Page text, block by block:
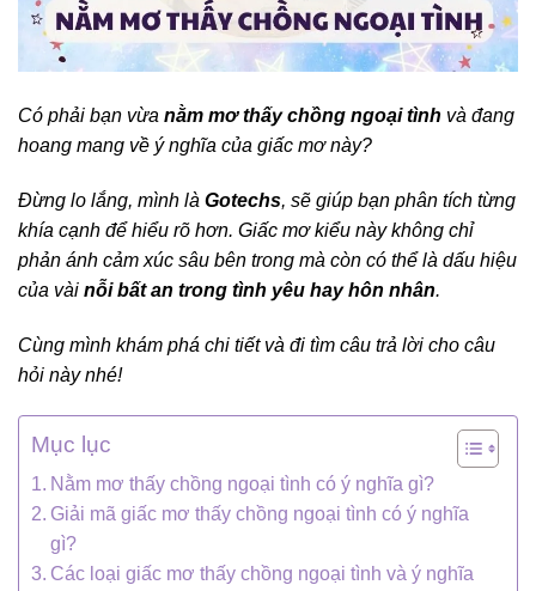
Có phải bạn vừa nằm mơ thấy chồng ngoại tình và đang
hoang mang về ý nghĩa của giấc mơ này?
Đừng lo lắng, mình là Gotechs, sẽ giúp bạn phân tích từng
khía cạnh để hiểu rõ hơn. Giấc mơ kiểu này không chỉ
phản ánh cảm xúc sâu bên trong mà còn có thể là dấu hiệu
của vài nỗi bất an trong tình yêu hay hôn nhân.
Cùng mình khám phá chi tiết và đi tìm câu trả lời cho câu
hỏi này nhé!
Mục lục
Nằm mơ thấy chồng ngoại tình có ý nghĩa gì?
Giải mã giấc mơ thấy chồng ngoại tình có ý nghĩa
gì?
Các loại giấc mơ thấy chồng ngoại tình và ý nghĩa